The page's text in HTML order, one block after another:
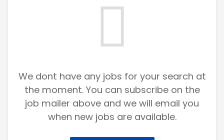
We dont have any jobs for your search at
the moment. You can subscribe on the
job mailer above and we will email you
when new jobs are available.